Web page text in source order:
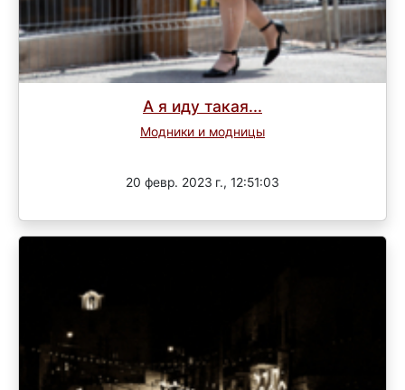
А я иду такая...
Модники и модницы
20 февр. 2023 г., 12:51:03